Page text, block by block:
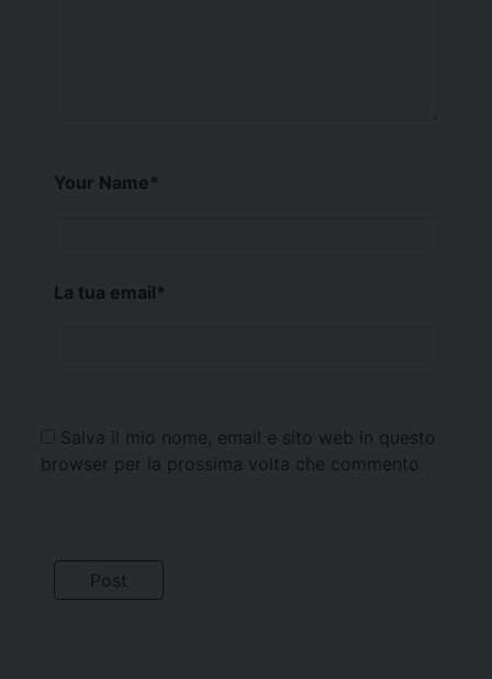
Your Name*
La tua email*
Salva il mio nome, email e sito web in questo
browser per la prossima volta che commento.